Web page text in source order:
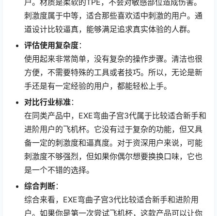
刺激度属于中等，适合那些喜欢适中刺激的用户。通
道设计比较逼真，能够满足追求真实体验的人群。
评估使用复杂度：
使用起来非常简单，没有复杂的操作步骤。清洁也很
方便，不需要特殊的工具或者技巧。所以，无论是新
手还是有一定经验的用户，都能轻松上手。
对比行业标准：
在同类产品中，EXE弯曲子宫3代属于比较适合新手和
进阶用户的飞机杯。它没有过于复杂的功能，但又具
备一定的刺激度和逼真度。对于资深用户来说，可能
刺激度不够强烈，但如果你偶尔想要换换口味，它也
是一个不错的选择。
综合判断：
综合来看，EXE弯曲子宫3代比较适合新手和进阶用
户。如果你是第一次尝试飞机杯，这款产品可以让你